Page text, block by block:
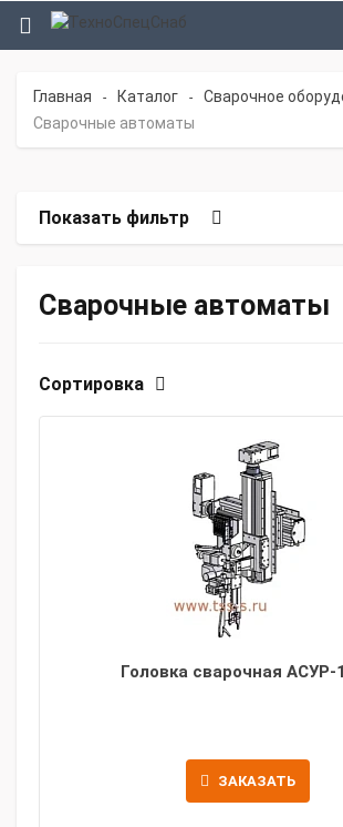
Главная - Каталог - Сварочное
Сварочные автоматы
Показать фильтр
Сварочные автоматы
Сортировка
Головка сварочная АСУР-
ЗАКАЗАТЬ